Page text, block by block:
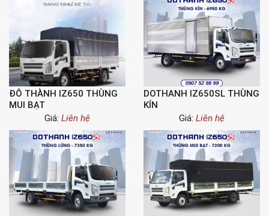
ĐÔ THÀNH IZ650 THÙNG
MUI BẠT
Giá: Liên hệ
DOTHANH IZ650SL THÙNG
KÍN
Giá: Liên hệ